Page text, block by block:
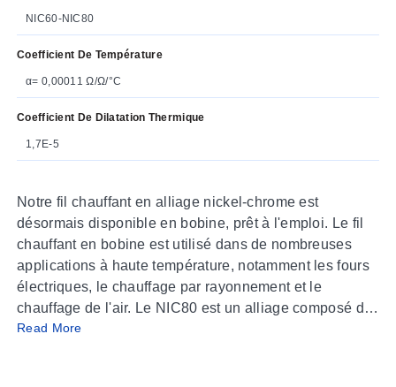
NIC60-NIC80
Coefficient De Température
α= 0,00011 Ω/Ω/°C
Coefficient De Dilatation Thermique
1,7E-5
Notre fil chauffant en alliage nickel-chrome est
désormais disponible en bobine, prêt à l'emploi. Le fil
chauffant en bobine est utilisé dans de nombreuses
applications à haute température, notamment les fours
électriques, le chauffage par rayonnement et le
chauffage de l'air. Le NIC80 est un alliage composé de
80 % de nickel et de 20 % de chrome. Il représente la
Read More